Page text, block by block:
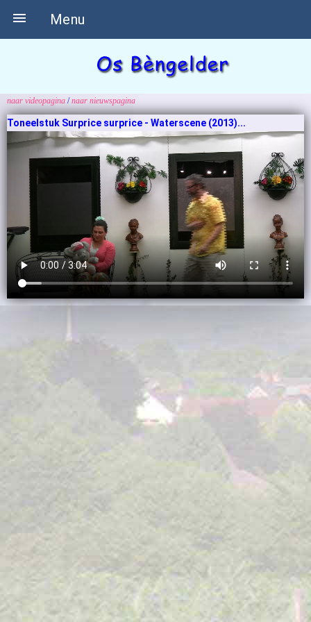
Menu

naar videopagina /naar nieuwspagina
Toneelstuk Surprice surprice - Waterscene (2013)...